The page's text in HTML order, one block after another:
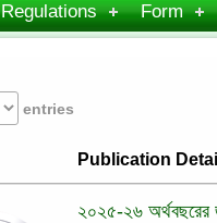
Regulations Form
entries
Publication
২০২৫-২৬ অর্থবছরের